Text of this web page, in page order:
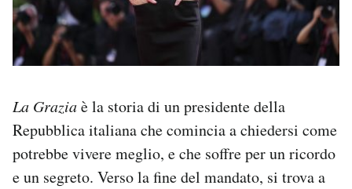
La Graziaè la storia di un presidente della
Repubblica italiana che comincia a chiedersi come
potrebbe vivere meglio, e che soffre per un ricordo
e un segreto. Verso la fine del mandato, si trova a